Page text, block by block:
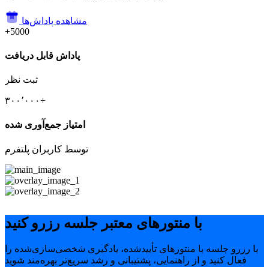
مشاهده پاداش‌ها
+5000
پاداش قابل دریافت
ثبت نظر
۳۰۰٬۰۰۰+
امتیاز جمع‌آوری شده
توسط کاربران پلتفرم
با منتورهای معتبر جلسه رزرو کنید
با رزرو جلسه با منتورهای تأییدشده، یادگیری شخصی‌سازی‌شده را
فعال کنید و از راهنمایی، پشتیبانی و رشد سریع‌تر بهره‌مند شوید